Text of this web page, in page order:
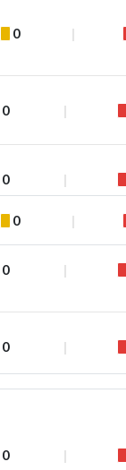
0
0
0
0
0
0
0